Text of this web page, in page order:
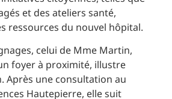
et des ateliers santé,
ressources du nouvel hôpital.
celui de Mme Martin,
foyer à proximité, illustre
Après une consultation au
Hautepierre, elle suit